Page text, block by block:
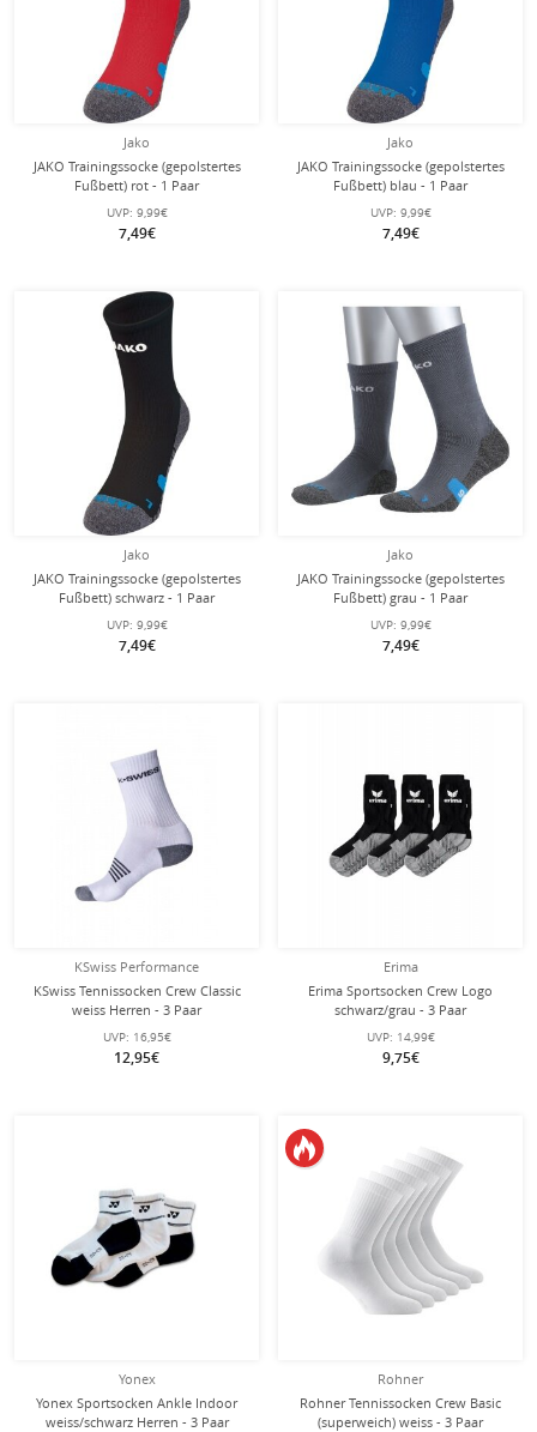
Jako
JAKO Trainingssocke (gepolstertes
Fußbett) rot - 1 Paar
UVP: 9,99€
7,49€
Jako
JAKO Trainingssocke (gepolstertes
Fußbett) blau - 1 Paar
UVP: 9,99€
7,49€
Jako
JAKO Trainingssocke (gepolstertes
Fußbett) schwarz - 1 Paar
UVP: 9,99€
7,49€
Jako
JAKO Trainingssocke (gepolstertes
Fußbett) grau - 1 Paar
UVP: 9,99€
7,49€
KSwiss Performance
KSwiss Tennissocken Crew Classic
weiss Herren - 3 Paar
UVP: 16,95€
12,95€
Erima
Erima Sportsocken Crew Logo
schwarz/grau - 3 Paar
UVP: 14,99€
9,75€
Yonex
Yonex Sportsocken Ankle Indoor
weiss/schwarz Herren - 3 Paar
Rohner
Rohner Tennissocken Crew Basic
(superweich) weiss - 3 Paar